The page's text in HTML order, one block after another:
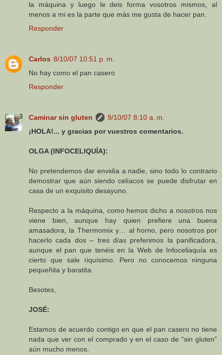
la máquina y luego le deis forma vosotros mismos, al
menos a mi es la parte que más me gusta de hacer pan.
Responder
Carlos 8/10/07 10:51 p. m.
No hay como el pan casero
Responder
Caminar sin gluten
9/10/07 8:10 a. m.
¡HOLA!... y gracias por vuestros comentarios.
OLGA (INFOCELIQUÍA):
No pretendemos dar envidia a nadie, sino todo lo contrario
demostrar que aún siendo celíacos se puede disfrutar en
casa de un exquisito desayuno.
Respecto a la máquina, como hemos dicho a nosotros nos
viene bien, aunque hay quien prefiere una buena
amasadora, la Thermomix y… al horno, pero nosotros por
hacerlo cada dos – tres días preferimos la panificadora,
aunque el pan que tenéis en la Web de Infoceliaquía es
cierto que sale riquísimo. Pero no conocemos ninguna
pequeñita y baratita.
Besotes,
JOSÉ:
Estamos de acuerdo contigo en que el pan casero no tiene
nada que ver con el comprado y en el caso de “sin gluten”
aún mucho menos.